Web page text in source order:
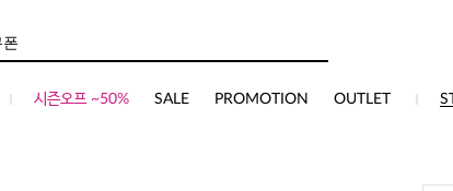
시즌오프 ~50% SALE PROMOTION OUTLET